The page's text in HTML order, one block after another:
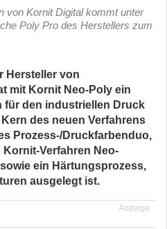
von Kornit Digital kommt unter
Poly Pro des Herstellers zum
Hersteller von
mit Kornit Neo-Poly ein
für den industriellen Druck
des neuen Verfahrens
Prozess-/Druckfarbenduo,
Verfahren Neo-
ein Härtungsprozess,
ausgelegt ist.
Anzeige